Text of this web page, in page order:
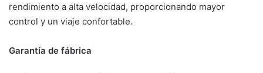
rendimiento a alta velocidad, proporcionando mayor
control y un viaje confortable.
Garantía de fábrica